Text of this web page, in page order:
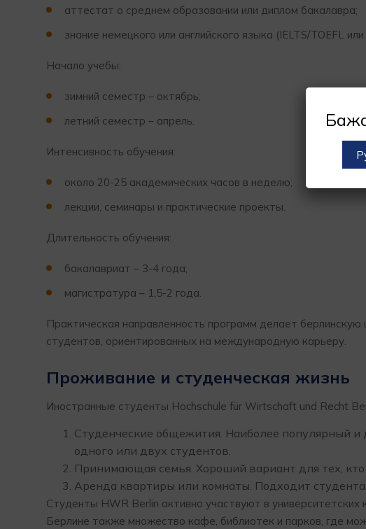
аттестат о среднем образовании или диплом бакалавра;
знание немецкого или английского языка (IELTS/TOEFL
Начало учебы:
зимний семестр – октябрь;
летний семестр – апрель.
Интенсивность обучения:
около 20-25 академических часов в неделю;
лекции, семинары и практические проекты.
Длительность обучения:
бакалавриат – 3-4 года;
магистратура – 1,5-2 года.
Практическая направленность программ делает
студентов, ориентированных на международную карьеру.
Проживание и студенческая жизнь
Иностранные студенты Hochschule für Wirtschaft und Recht
Студенческие общежития. Наиболее популярный
одного или двух студентов.
Принимающая семья. Хороший вариант для тех,
Аренда квартиры или комнаты. Подходит
Студенты HWR Berlin активно участвуют в университетских
Берлине также множество кафе, библиотек и парков, где